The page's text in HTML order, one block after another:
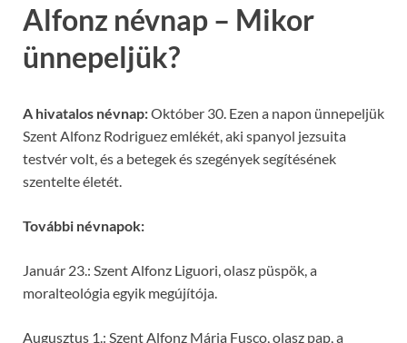
Alfonz névnap – Mikor
ünnepeljük?
A hivatalos névnap:Október 30. Ezen a napon ünnepeljük
Szent Alfonz Rodriguez emlékét, aki spanyol jezsuita
testvér volt, és a betegek és szegények segítésének
szentelte életét.
További névnapok:
Január 23.: Szent Alfonz Liguori, olasz püspök, a
moralteológia egyik megújítója.
Augusztus 1.: Szent Alfonz Mária Fusco, olasz pap, a